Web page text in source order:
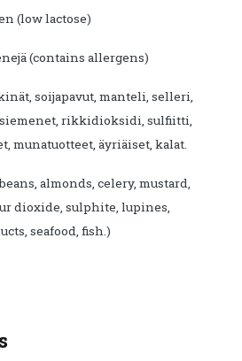
(low lactose)
(contains allergens)
soijapavut, manteli, selleri,
rikkidioksidi, sulfiitti,
munatuotteet, äyriäiset, kalat.
almonds, celery, mustard,
dioxide, sulphite, lupines,
seafood, fish.)